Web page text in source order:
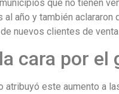
que no tienen
año y también aclararon
nuevos clientes de venta
cara por el
atribuyó este aumento a